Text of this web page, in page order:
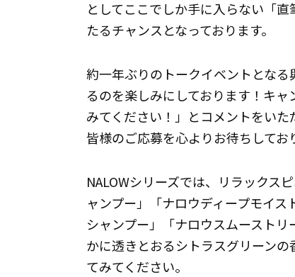
としてここでしか手に入らない「
たるチャンスとなっております。
約一年ぶりのトークイベントとな
るのを楽しみにしております！キ
みてください！」とコメントをいた
皆様のご応募を心よりお待ちしてお
NALOWシリーズでは、リラックス
ャンプー」「ナロウディープモイ
シャンプー」「ナロウスムースト
かに透きとおるシトラスグリーン
てみてください。